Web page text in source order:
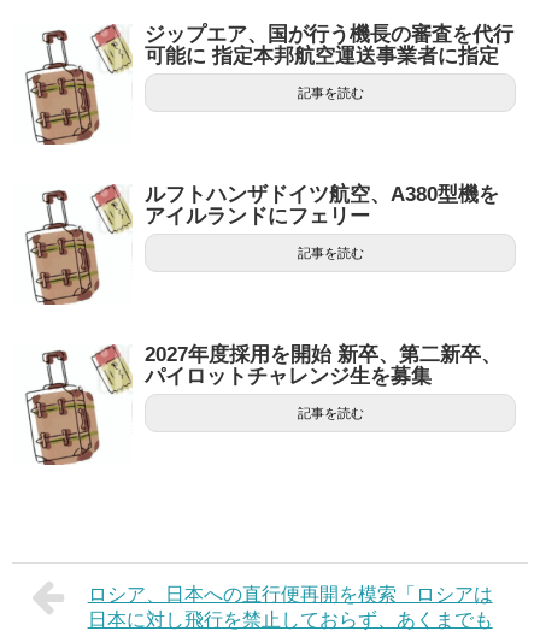
ジップエア、国が行う機長の審査を代行
可能に 指定本邦航空運送事業者に指定
記事を読む
ルフトハンザドイツ航空、A380型機を
アイルランドにフェリー
記事を読む
2027年度採用を開始 新卒、第二新卒、
パイロットチャレンジ生を募集
記事を読む
ロシア、日本への直行便再開を模索「ロシアは
日本に対し飛行を禁止しておらず、あくまでも